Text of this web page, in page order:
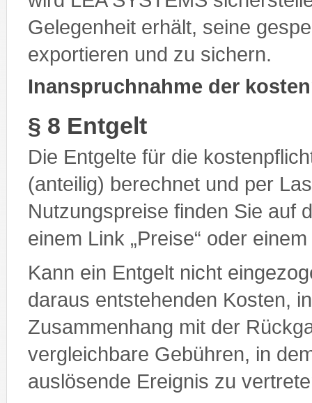
Gelegenheit erhält, seine
exportieren und zu sichern.
Inanspruchnahme der
§ 8 Entgelt
Die Entgelte für die
(anteilig) berechnet und per
Nutzungspreise finden Sie auf
einem Link „Preise“ oder
Kann ein Entgelt nicht
daraus entstehenden Kosten,
Zusammenhang mit der
vergleichbare Gebühren, in
auslösende Ereignis zu